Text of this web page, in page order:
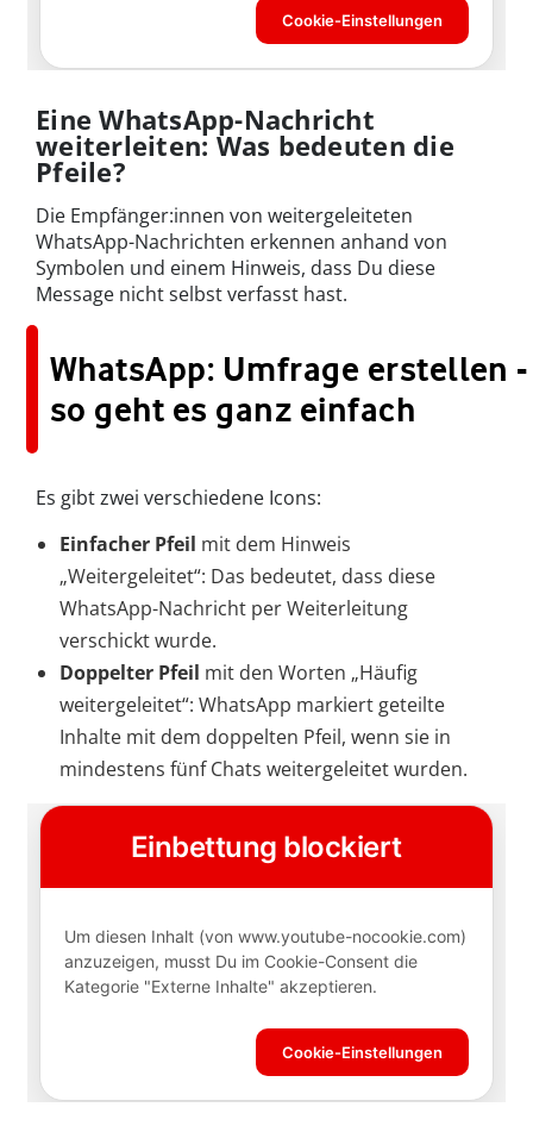
Eine WhatsApp-Nachricht
weiterleiten: Was bedeuten die
Pfeile?
Die Empfänger:innen von weitergeleiteten
WhatsApp-Nachrichten erkennen anhand von
Symbolen und einem Hinweis, dass Du diese
Message nicht selbst verfasst hast.
WhatsApp: Umfrage erstellen -
so geht es ganz einfach
Es gibt zwei verschiedene Icons:
Einfacher Pfeil mit dem Hinweis
„Weitergeleitet“: Das bedeutet, dass diese
WhatsApp-Nachricht per Weiterleitung
verschickt wurde.
Doppelter Pfeil mit den Worten „Häufig
weitergeleitet“: WhatsApp markiert geteilte
Inhalte mit dem doppelten Pfeil, wenn sie in
mindestens fünf Chats weitergeleitet wurden.